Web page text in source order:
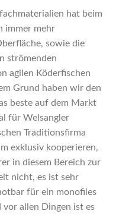
hat beim
immer mehr
sowie die
strömenden
agilen Köderfischen
Grund haben wir den
beste auf dem Markt
für Welsangler
Traditionsfirma
exklusiv kooperieren,
in diesem Bereich zur
nicht, es ist sehr
für ein monofiles
allen Dingen ist es